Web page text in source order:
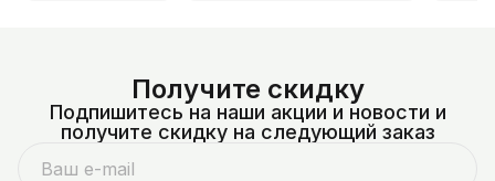
Получите скидку
Подпишитесь на наши акции и новости и
получите скидку на следующий заказ